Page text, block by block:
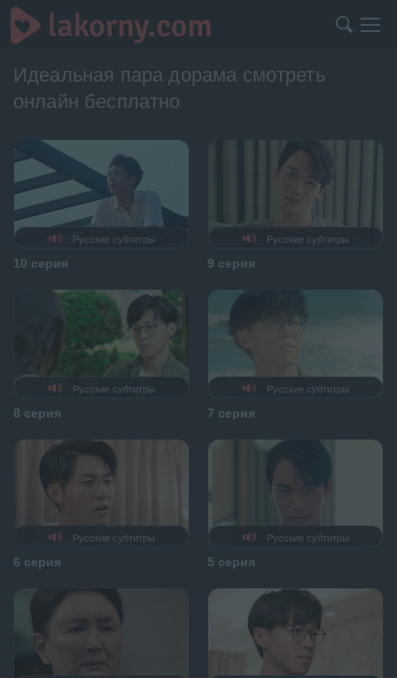
Идеальная пара дорама смотреть
онлайн бесплатно
Русские субтитры
10 серия
Русские субтитры
9 серия
Русские субтитры
8 серия
Русские субтитры
7 серия
Русские субтитры
6 серия
Русские субтитры
5 серия